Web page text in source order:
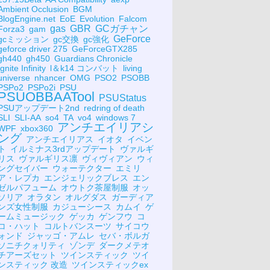
Occlusion BGM
EoE Evolution Falcom
gam gas GBR GCガチャン
ミッション gc交換 gc強化 GeForce
driver 275 GeForceGTX285
gh450 Guardians Chronicle
Infinity l＆k14 コンバット
living
nhancer OMG PSO2 PSOBB
PSPo2i PSU
PSUStatus
アップデート2nd redring of death
SLI-AA so4 TA vo4 windows 7
xbox360 アンチエイリアシ
グ アンチエイリアス イオタ
イベン
イルミナス3rdアップデート
ヴァルギ
ス
ヴァルギリス凛 ヴィヴィアン ウィ
グセイバー ウォーテクター エミリ
・レプカ
エンジェリックブレス
エン
ルパフューム
オウトク茶屋制服 オッ
リア オラタン オルグダス
ガーディア
ズ女性制服 カジューシース カムイ ゲ
ムミュージック ゲッカ ゲンフウ
コ
・ハット
コルトバンスーツ サイコウ
ンド
ジャッゴ・アムレ セバ・ボルガ
ニチクォリティ
ゾンデ ダークメテオ
アーズセット
ツインスティック
ツイ
スティック 改造 ツインスティックex